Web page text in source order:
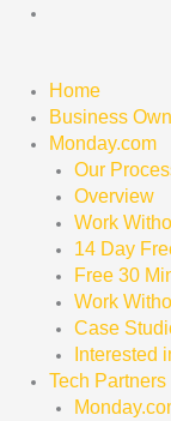
Skip
Home
Business
Monday.com
Our
Overview
Work
14 Day
Free 30
Work
Case
Interested
Tech Partners